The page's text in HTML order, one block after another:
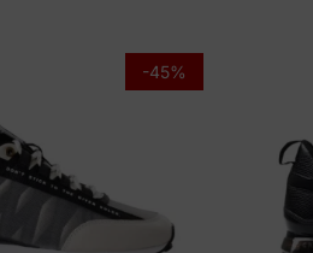
-45%